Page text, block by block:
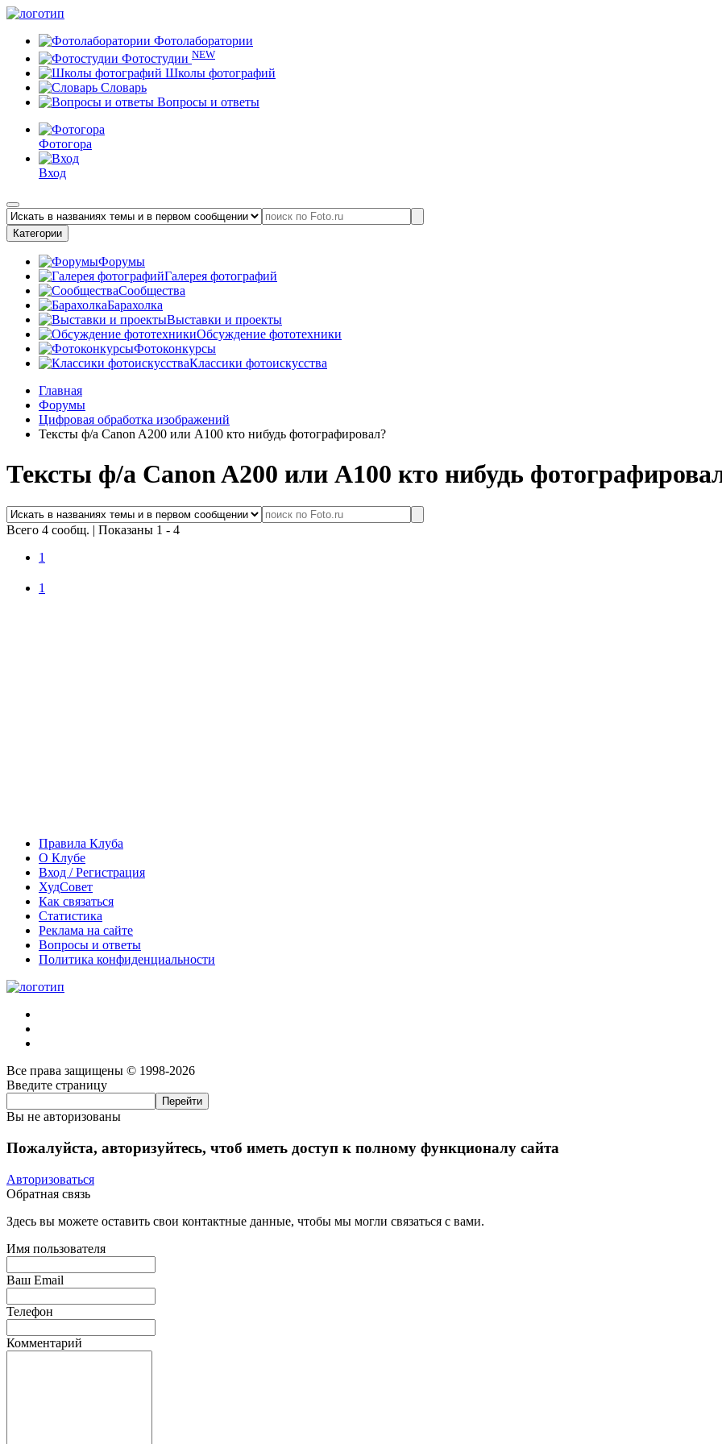
Фотолаборатории
Фотостудии NEW
Школы фотографий
Словарь
Вопросы и ответы
Фотогора
Вход
Категории
Форумы
Галерея фотографий
Сообщества
Барахолка
Выставки и проекты
Обсуждение фототехники
Фотоконкурсы
Классики фотоискусства
Главная
Форумы
Цифровая обработка изображений
Тексты ф/а Canon A200 или А100 кто нибудь фотографировал?
Тексты ф/а Canon A200 или А100 кто нибудь
Всего 4 сообщ. | Показаны 1 - 4
1
1
Правила Клуба
О Клубе
Вход / Регистрация
ХудСовет
Как связаться
Статистика
Реклама на сайте
Вопросы и ответы
Политика конфиденциальности
Все права защищены © 1998-2026
Введите страницу
Вы не авторизованы
Пожалуйста, авторизуйтесь, чтоб иметь доступ к полному функционалу сайта
Авторизоваться
Обратная связь
Здесь вы можете оставить свои контактные данные, чтобы мы могли связаться с вами.
Имя пользователя
Ваш Email
Телефон
Комментарий